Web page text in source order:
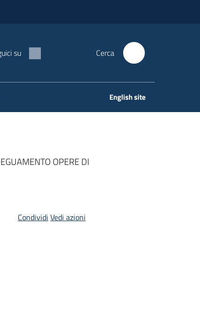
su Cerca
English site
OPERE DI
Condividi Vedi azioni